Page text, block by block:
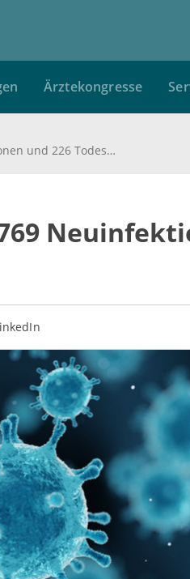
Ärztekongresse
Coronavirus: 8.769 Neuinfektionen und 226 Todesfälle